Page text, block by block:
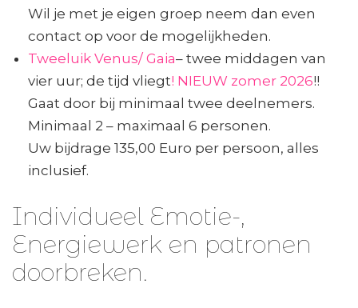
Wil je met je eigen groep neem dan even
contact op voor de mogelijkheden.
Tweeluik Venus/ Gaia– twee middagen van
vier uur; de tijd vliegt! NIEUW zomer 2026!!
Gaat door bij minimaal twee deelnemers.
Minimaal 2 – maximaal 6 personen.
Uw bijdrage 135,00 Euro per persoon, alles
inclusief.
Individueel Emotie-,
Energiewerk en patronen
doorbreken.